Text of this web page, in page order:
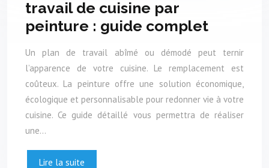
travail de cuisine par
peinture : guide complet
Un plan de travail abîmé ou démodé peut ternir
l’apparence de votre cuisine. Le remplacement est
coûteux. La peinture offre une solution économique,
écologique et personnalisable pour redonner vie à votre
cuisine. Ce guide détaillé vous permettra de réaliser
une…
Lire la suite